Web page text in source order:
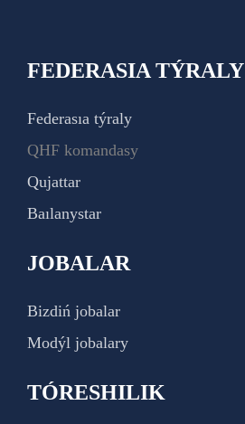
FEDERASIA TÝRALY
Federasıa týraly
QHF komandasy
Qujattar
Baılanystar
JOBALAR
Bizdiń jobalar
Modýl jobalary
TÓRESHILIK